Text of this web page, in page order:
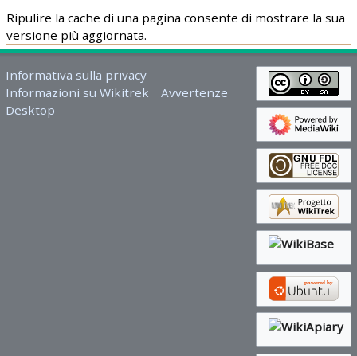
Ripulire la cache di una pagina consente di mostrare la sua
versione più aggiornata.
Informativa sulla privacy
Informazioni su Wikitrek
Avvertenze
Desktop